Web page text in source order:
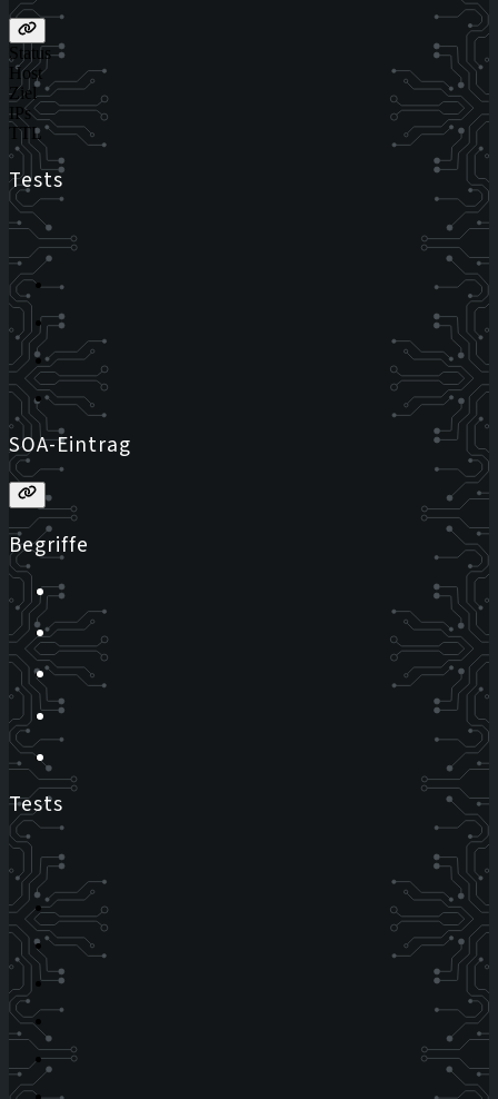
Status
Host
Ziel
IPs
TTL
Tests
SOA-Eintrag
Begriffe
Tests